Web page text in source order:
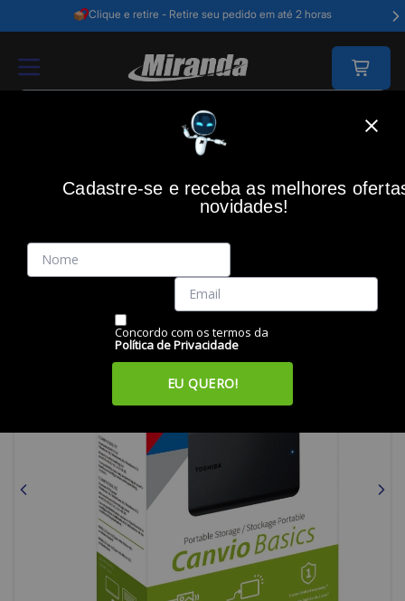
Clique e retire - Retire seu pedido em até 2 horas
TOSHIBA
(0)
HD 2TB Externo USB 3.0 Toshiba Canvio Basics,
Código: 46969
Vendido e Entregue por:
Cadastre-se e receba as melhores
novidades!
Concordo com os termos da
Política de Privacidade
EU QUERO!